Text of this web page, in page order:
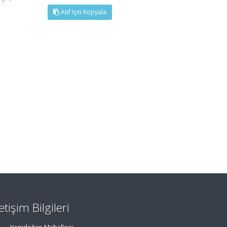
Atıf İçin Kopyala
Bilgileri